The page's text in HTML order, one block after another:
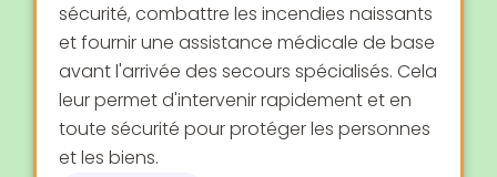
sécurité, combattre les incendies naissants
et fournir une assistance médicale de base
avant l'arrivée des secours spécialisés. Cela
leur permet d'intervenir rapidement et en
toute sécurité pour protéger les personnes
et les biens.